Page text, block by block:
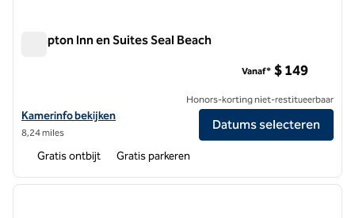
Hampton Inn en Suites Seal Beach
Bekijk hoteldetails voor Hampton Inn en Suites Seal Beach
Kamerinfo bekijken
8,24 miles
Vanaf* $ 149
Honors-korting niet-restitueerbaar
Datums selecteren
Gratis ontbijt Gratis parkeren
1 van 12